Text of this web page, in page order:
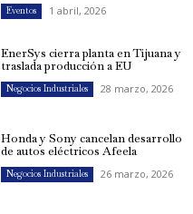
Eventos 1 abril, 2026
EnerSys cierra planta en Tijuana y
traslada producción a EU
Negocios Industriales 28 marzo, 2026
Honda y Sony cancelan desarrollo
de autos eléctricos Afeela
Negocios Industriales 26 marzo, 2026